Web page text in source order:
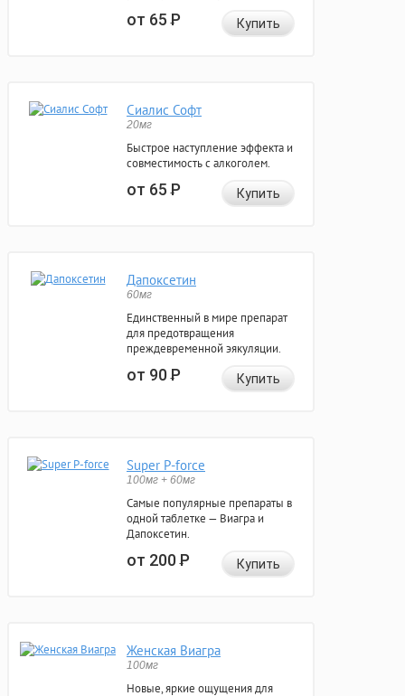
от 65Р Купить
Сиалис Софт
20мг
Быстрое наступление эффекта и
совместимость с алкоголем.
от 65Р Купить
Дапоксетин
60мг
Единственный в мире препарат
для предотвращения
преждевременной эякуляции.
от 90Р Купить
Super P-force
100мг + 60мг
Самые популярные препараты в
одной таблетке — Виагра и
Дапоксетин.
от 200Р Купить
Женская Виагра
100мг
Новые, яркие ощущения для